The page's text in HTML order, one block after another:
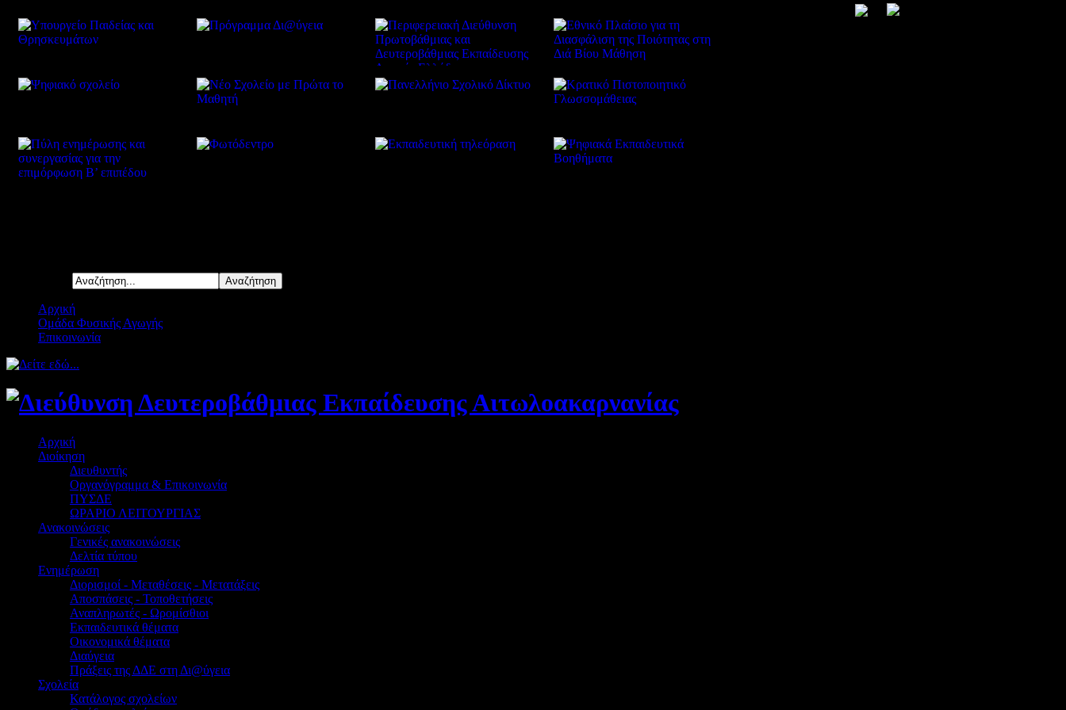
Αρχική
Ομάδα Φυσικής Αγωγής
Επικοινωνία
Αρχική
Διοίκηση
Διευθυντής
Οργανόγραμμα & Επικοινωνία
ΠΥΣΔΕ
ΩΡΑΡΙΟ ΛΕΙΤΟΥΡΓΙΑΣ
Ανακοινώσεις
Γενικές ανακοινώσεις
Δελτία τύπου
Ενημέρωση
Διορισμοί - Μεταθέσεις - Μετατάξεις
Αποσπάσεις - Τοποθετήσεις
Αναπληρωτές - Ωρομίσθιοι
Εκπαιδευτικά θέματα
Οικονομικά θέματα
Διαύγεια
Πράξεις της ΔΔΕ στη Δι@ύγεια
Σχολεία
Κατάλογος σχολείων